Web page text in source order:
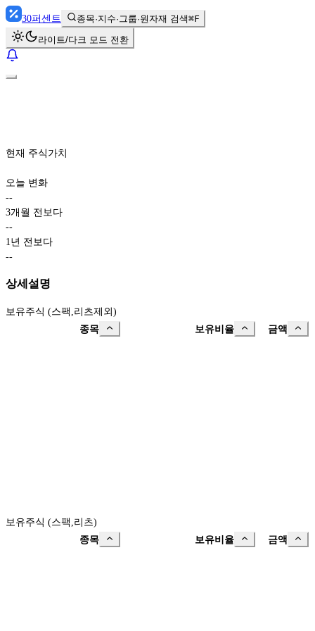
30퍼센트 종목·지수·그룹·원자재 검색⌘F
라이트/다크 모드 전환
현재 주식가치
오늘 변화
--
3개월 전보다
--
1년 전보다
--
상세설명
보유주식 (스팩,리츠제외)
종목
보유비율 금액
보유주식 (스팩,리츠)
종목
보유비율 금액